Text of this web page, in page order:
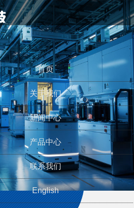
首页
关于我们
新闻中心
产品中心
联系我们
English